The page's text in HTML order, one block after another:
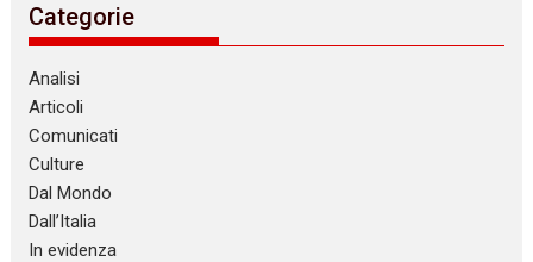
Categorie
Analisi
Articoli
Comunicati
Culture
Dal Mondo
Dall’Italia
In evidenza